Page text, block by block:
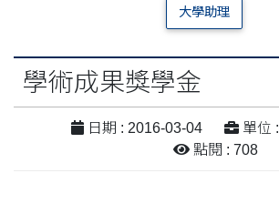
大學助理
學術成果獎學金
日期 : 2016-03-04 單位 :
點閱 : 708